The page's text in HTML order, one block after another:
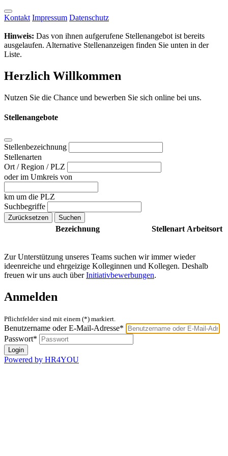
Kontakt Impressum Datenschutz
Hinweis: Das von ihnen aufgerufene Stellenangebot ist bereits
ausgelaufen. Alternative Stellenanzeigen finden Sie unten in der
Liste.
Herzlich Willkommen
Nutzen Sie die Chance und bewerben Sie sich online bei uns.
Stellenangebote
Stellenbezeichnung
Stellenarten
Ort / Region / PLZ
oder im Umkreis von
km um die PLZ
Suchbegriffe
Bezeichnung Stellenart Arbeitsort
Zur Unterstützung unseres Teams suchen wir immer wieder
ideenreiche und ehrgeizige Kolleginnen und Kollegen. Deshalb
freuen wir uns auch überInitiativbewerbungen.
Anmelden
Pflichtfelder sind mit einem (*) markiert.
Benutzername oder E-Mail-Adresse*
Passwort*
Powered by HR4YOU